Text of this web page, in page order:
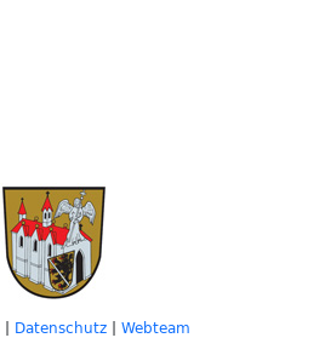
| Datenschutz| Webteam